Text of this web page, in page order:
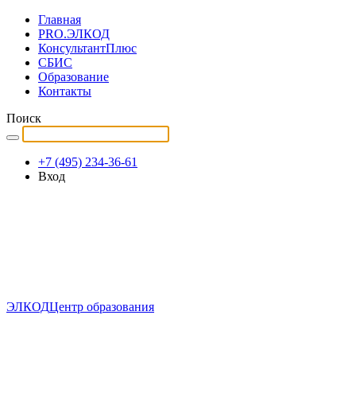
Главная
PRO.ЭЛКОД
КонсультантПлюс
СБИС
Образование
Контакты
Поиск
+7 (495) 234-36-61
Вход
ЭЛКОДЦентр образования